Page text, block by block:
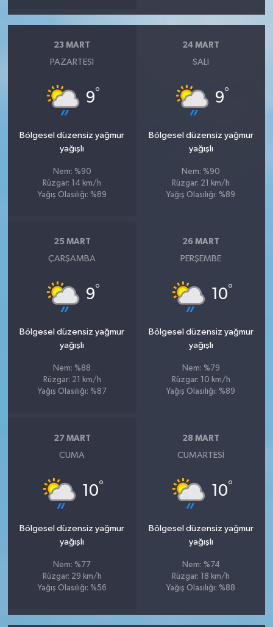
23 MART
PAZARTESI
9°
Bölgesel düzensiz yağmur
yağışlı
Nem: %90
Rüzgar: 14 km/h
Yağış Olasılığı: %89
24 MART
SALI
9°
Bölgesel düzensiz yağmur
yağışlı
Nem: %90
Rüzgar: 21 km/h
Yağış Olasılığı: %89
25 MART
ÇARŞAMBA
9°
Bölgesel düzensiz yağmur
yağışlı
Nem: %88
Rüzgar: 21 km/h
Yağış Olasılığı: %87
26 MART
PERŞEMBE
10°
Bölgesel düzensiz yağmur
yağışlı
Nem: %79
Rüzgar: 10 km/h
Yağış Olasılığı: %89
27 MART
CUMA
10°
Bölgesel düzensiz yağmur
yağışlı
Nem: %77
Rüzgar: 29 km/h
Yağış Olasılığı: %56
28 MART
CUMARTESI
10°
Bölgesel düzensiz yağmur
yağışlı
Nem: %74
Rüzgar: 18 km/h
Yağış Olasılığı: %88